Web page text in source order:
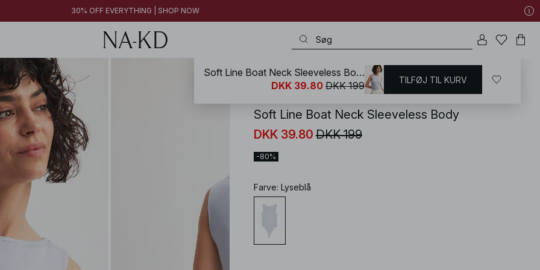
30% OFF EVERYTHING | SHOP NOW
NA-KD / T-shirts og Toppe / Bodysuits
Soft Line Boat Neck Sleeveless Body
DKK 39.80 DKK 199
-80%
Farve: Lyseblå
Soft Line Boat Neck Sleeveless Body
DKK 39.80 DKK 199 TILFØJ TIL KURV